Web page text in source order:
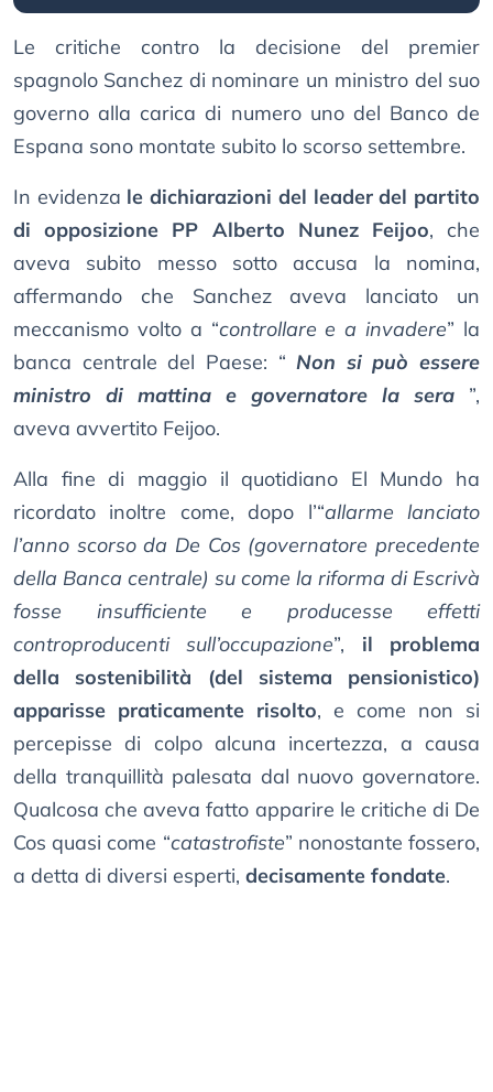
Le critiche contro la decisione del premier
spagnolo Sanchez di nominare un ministro del suo
governo alla carica di numero uno del Banco de
Espana sono montate subito lo scorso settembre.
In evidenza le dichiarazioni del leader del partito
di opposizione PP Alberto Nunez Feijoo, che
aveva subito messo sotto accusa la nomina,
affermando che Sanchez aveva lanciato un
meccanismo volto a “controllare e a invadere” la
banca centrale del Paese: “ Non si può essere
ministro di mattina e governatore la sera
”,
aveva avvertito Feijoo.
Alla fine di maggio il quotidiano El Mundo ha
ricordato inoltre come, dopo l’“allarme lanciato
l’anno scorso da De Cos (governatore precedente
della Banca centrale) su come la riforma di Escrivà
fosse insufficiente e producesse effetti
controproducenti sull’occupazione”, il problema
della sostenibilità (del sistema pensionistico)
apparisse praticamente risolto, e come non si
percepisse di colpo alcuna incertezza, a causa
della tranquillità palesata dal nuovo governatore.
Qualcosa che aveva fatto apparire le critiche di De
Cos quasi come “catastrofiste” nonostante fossero,
a detta di diversi esperti, decisamente fondate.